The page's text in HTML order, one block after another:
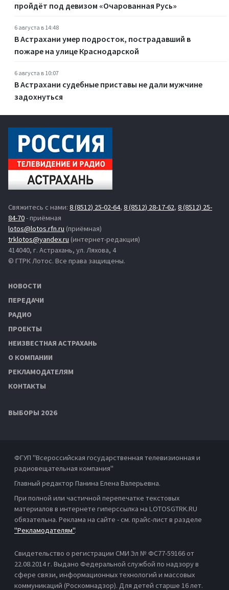
пройдёт под девизом «Очарованная Русь»
6 августа в 14:48
В Астрахани умер подросток, пострадавший в
пожаре на улице Краснодарской
6 августа в 10:07
В Астрахани судебные приставы не дали мужчине
задохнуться
Свяжитесь с нами: 8 (8512) 25-02-64, 8 (8512) 28-17-62, 8 (8512) 25-
84-70- приёмная
lotos@lotos.rfn.ru (приёмная)
trklotos@yandex.ru (интернет-редакция)
414040, г. Астрахань, ул. Ляхова, 4
© ГТРК Лотос. Все права защищены.
НОВОСТИ
ПЕРЕДАЧИ
РАДИО
ПРОЕКТЫ
НЕИЗВЕСТНАЯ АСТРАХАНЬ
О КОМПАНИИ
РЕКЛАМОДАТЕЛЯМ
КОНТАКТЫ
ВЫБОРЫ 2026
ФГУП "Всероссийская государственная телевизионная и
радиовещательная компания"
Главный редактор Панина Елена Валерьевна.
При полной или частичной перепечатке текстовых
материалов в интернете гиперссылка на LOTOSGTRK.RU
обязательна. Реклама на сайте - см. прайс-лист в разделе
"Рекламодателям".
Свидетельство о регистрации СМИ Эл № ФС77-59166 от
22.08.2014 г. Выдано Федеральной службой по надзору в
сфере связи, информационных технологий и массовых
коммуникаций (Роскомнадзор). Для детей старше 16 лет.